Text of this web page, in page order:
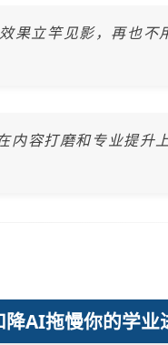
果立竿见影，再也不
容打磨和专业提升
AI拖慢你的学业